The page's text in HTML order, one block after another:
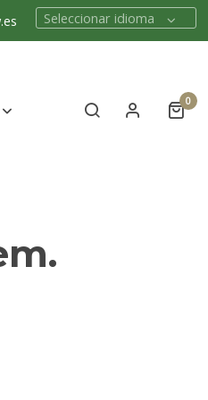
Seleccionar idioma
0